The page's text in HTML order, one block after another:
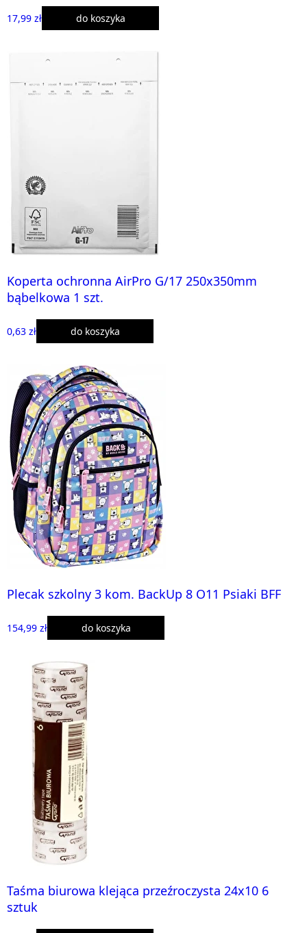
17,99 zł do koszyka
Koperta ochronna AirPro G/17 250x350mm
bąbelkowa 1 szt.
0,63 zł do koszyka
Plecak szkolny 3 kom. BackUp 8 O11 Psiaki BFF
154,99 zł do koszyka
Taśma biurowa klejąca przeźroczysta 24x10 6
sztuk